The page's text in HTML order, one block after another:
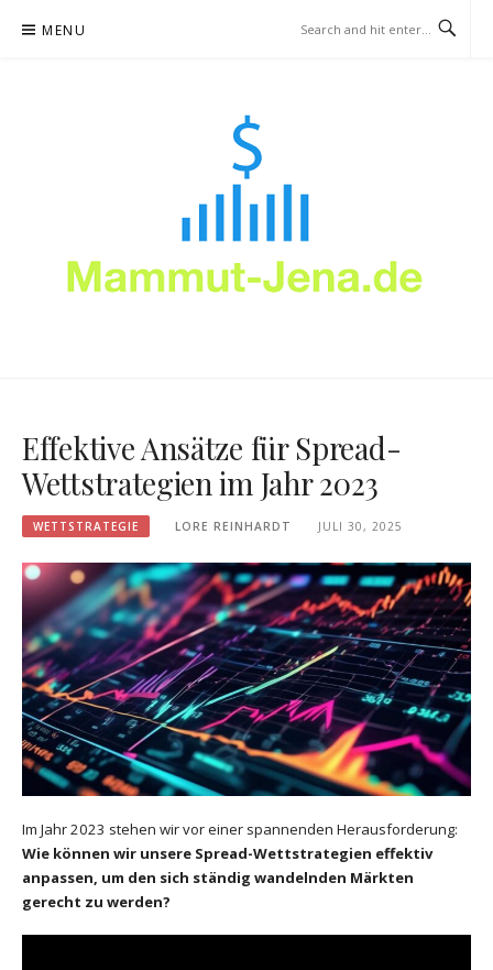
MENU
Effektive Ansätze für Spread-
Wettstrategien im Jahr 2023
WETTSTRATEGIE LORE REINHARDT JULI 30, 2025
Im Jahr 2023 stehen wir vor einer spannenden Herausforderung:
Wie können wir unsere Spread-Wettstrategien effektiv
anpassen, um den sich ständig wandelnden Märkten
gerecht zu werden?